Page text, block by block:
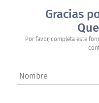
Gracias
Por favor, completa este
Nombre